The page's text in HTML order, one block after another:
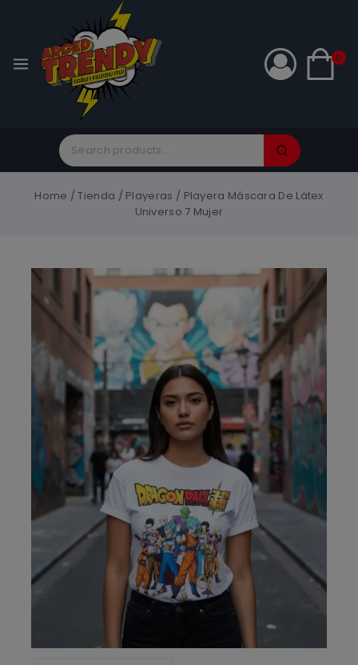
0
Home / Tienda / Playeras / Playera Máscara De Látex
Universo 7 Mujer